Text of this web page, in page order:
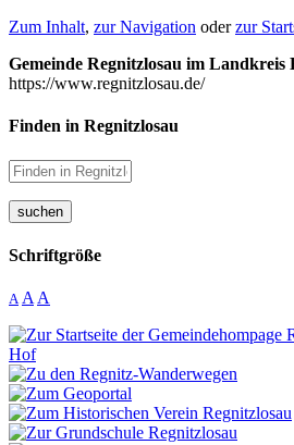
Zum Inhalt, zur Navigation oderzur
Gemeinde Regnitzlosau im Landkreis
https://www.regnitzlosau.de/
Finden in Regnitzlosau
suchen
Schriftgröße
A A A